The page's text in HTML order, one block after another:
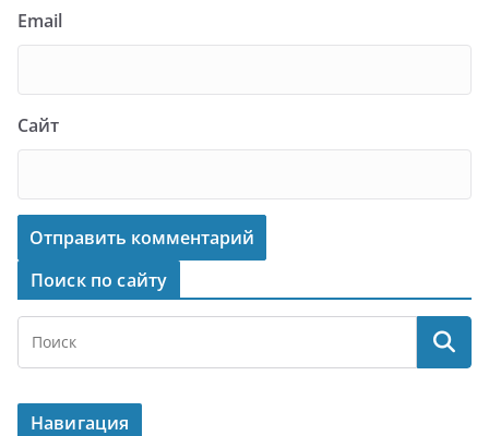
Email
Сайт
Поиск по сайту
Навигация